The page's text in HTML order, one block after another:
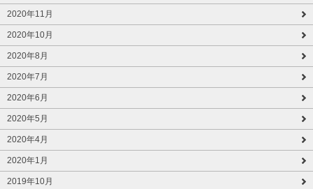
2020年11月
2020年10月
2020年8月
2020年7月
2020年6月
2020年5月
2020年4月
2020年1月
2019年10月